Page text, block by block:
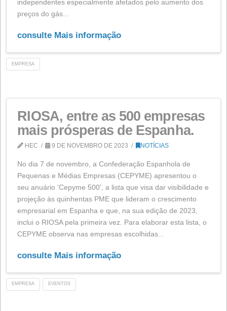
FEDER financia ajuda da
União Europeia
A RIOSA-Refinación Industrial Oleícola SA recebeu
da União Europeia no âmbito do Programa
FEDER da Andaluzia 2014-2020, financiado como
para compensar o custo extra de energia de gás
e/ou eletricidade às PME e aos trabalhadores
independentes especialmente afetados pelo aumento
preços do gás...
consulte Mais informação